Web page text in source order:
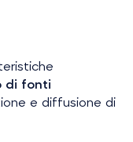
di fonti
e diffusione di